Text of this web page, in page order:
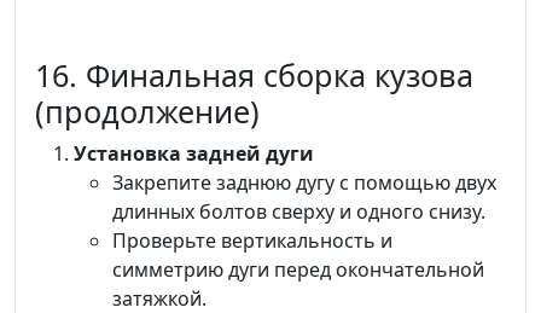
16. Финальная сборка кузова
(продолжение)
Установка задней дуги
Закрепите заднюю дугу с помощью двух
длинных болтов сверху и одного снизу.
Проверьте вертикальность и
симметрию дуги перед окончательной
затяжкой.